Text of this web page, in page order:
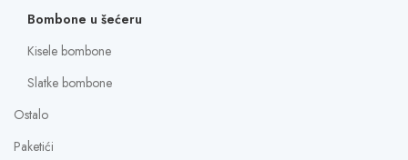
Bombone u šećeru
Kisele bombone
Slatke bombone
Ostalo
Paketići